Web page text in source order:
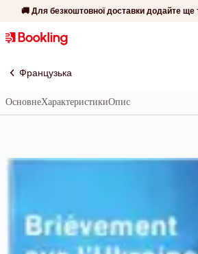
🚚 Для безкоштовної доставки додайте ще
Французька
ОсновнеХарактеристикиОпис